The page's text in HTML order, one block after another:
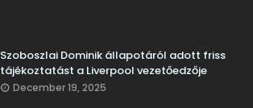
Szoboszlai Dominik állapotáról adott friss
tájékoztatást a Liverpool vezetőedzője
December 19, 2025